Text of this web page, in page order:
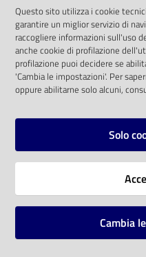
Eventi
Chiedi al
bibliotecario
solo alle condizioni
comunitaria 2003/98/CE
SOCIAL
Instagram
Vai alla pagina
Mappa del sito
Questo sito utilizza i cookie
garantire un miglior servizio di
raccogliere informazioni sull'uso
anche cookie di profilazione
profilazione puoi decidere se
'Cambia le impostazioni'. Per
oppure abilitarne solo alcuni,
Solo
Cambia